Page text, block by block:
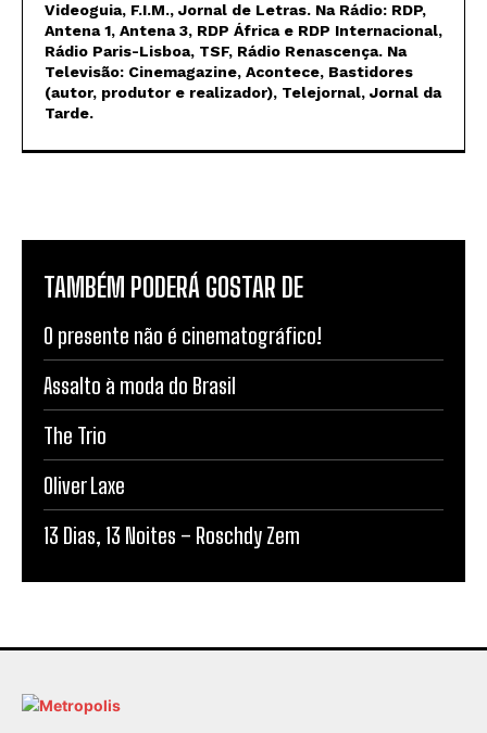
Videoguia, F.I.M., Jornal de Letras. Na Rádio: RDP,
Antena 1, Antena 3, RDP África e RDP Internacional,
Rádio Paris-Lisboa, TSF, Rádio Renascença. Na
Televisão: Cinemagazine, Acontece, Bastidores
(autor, produtor e realizador), Telejornal, Jornal da
Tarde.
TAMBÉM PODERÁ GOSTAR DE
O presente não é cinematográfico!
Assalto à moda do Brasil
The Trio
Oliver Laxe
13 Dias, 13 Noites – Roschdy Zem